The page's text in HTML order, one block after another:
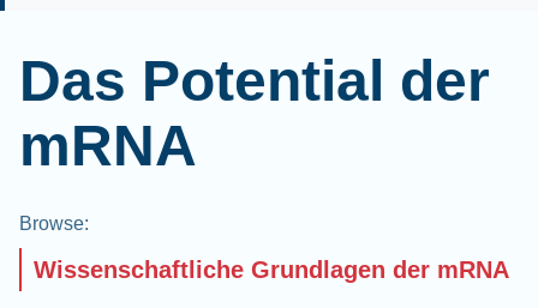
Das Potential der
mRNA
Browse:
Wissenschaftliche Grundlagen der mRNA